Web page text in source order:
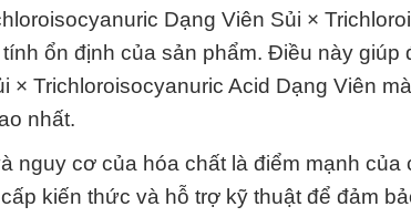
Dạng Viên Sủi ×
ổn định của sản phẩm. Điều này giúp
× Trichloroisocyanuric Acid Dạng Viên
nhất.
nguy cơ của hóa chất là điểm mạnh của
kiến thức và hỗ trợ kỹ thuật để đảm